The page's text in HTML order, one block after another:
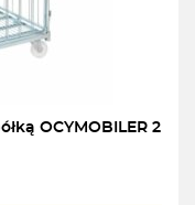
OCYMOBILER 2